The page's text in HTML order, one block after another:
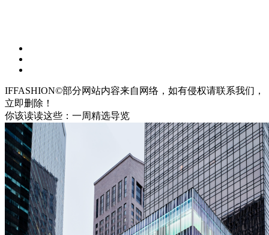
IFFASHION©部分网站内容来自网络，如有侵权请联系我们，
立即删除！
你该读读这些：一周精选导览